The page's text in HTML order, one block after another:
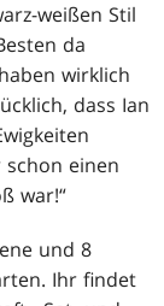
weißen Stil
da
wirklich
dass Ian
einen
war!“
und 8
Ihr findet